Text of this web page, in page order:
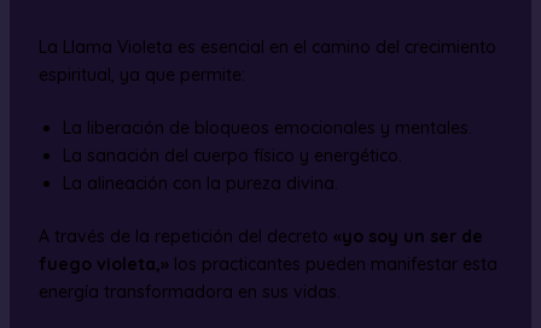
La Llama Violeta es esencial en el camino del crecimiento
espiritual, ya que permite:
La liberación de bloqueos emocionales y mentales.
La sanación del cuerpo físico y energético.
La alineación con la pureza divina.
A través de la repetición del decreto «yo soy un ser de
fuego violeta,» los practicantes pueden manifestar esta
energía transformadora en sus vidas.